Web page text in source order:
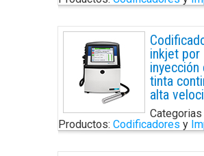
inkjet por
inyección
tinta
alta
Categorias
Productos: Codificadores y